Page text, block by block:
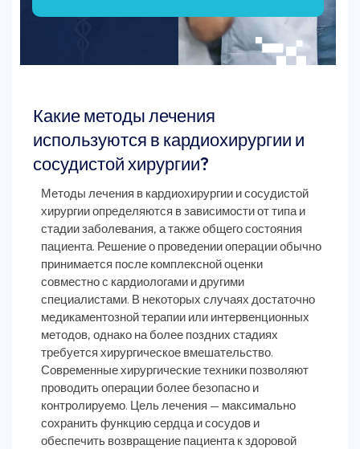
Какие методы лечения
используются в кардиохирургии и
сосудистой хирургии?
Методы лечения в кардиохирургии и сосудистой
хирургии определяются в зависимости от типа и
стадии заболевания, а также общего состояния
пациента. Решение о проведении операции обычно
принимается после комплексной оценки
совместно с кардиологами и другими
специалистами. В некоторых случаях достаточно
медикаментозной терапии или интервенционных
методов, однако на более поздних стадиях
требуется хирургическое вмешательство.
Современные хирургические техники позволяют
проводить операции более безопасно и
контролируемо. Цель лечения — максимально
сохранить функцию сердца и сосудов и
обеспечить возвращение пациента к здоровой